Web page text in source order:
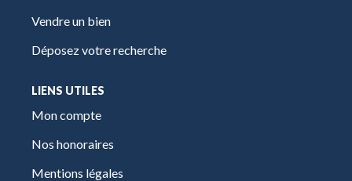
Vendre un bien
Déposez votre recherche
LIENS UTILES
Mon compte
Nos honoraires
Mentions légales